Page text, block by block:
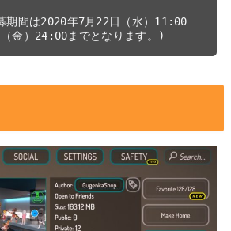
期間は2020年7月22日（水）11:00
金）24:00までとなります。)